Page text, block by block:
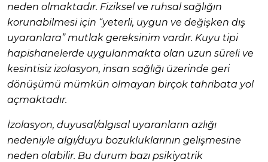
neden olmaktadır. Fiziksel ve ruhsal sağlığın
korunabilmesi için “yeterli, uygun ve değişken dış
uyaranlara” mutlak gereksinim vardır. Kuyu tipi
hapishanelerde uygulanmakta olan uzun süreli ve
kesintisiz izolasyon, insan sağlığı üzerinde geri
dönüşümü mümkün olmayan birçok tahribata yol
açmaktadır.
İzolasyon, duyusal/algısal uyaranların azlığı
nedeniyle algı/duyu bozukluklarının gelişmesine
neden olabilir. Bu durum bazı psikiyatrik